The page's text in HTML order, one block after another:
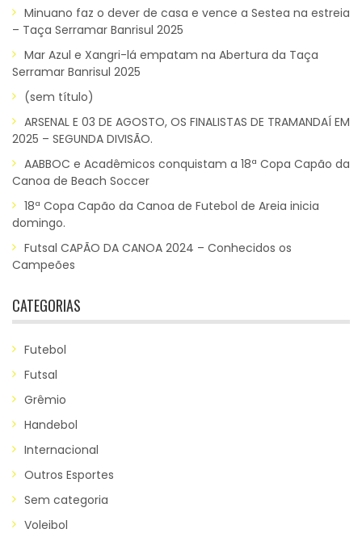
Minuano faz o dever de casa e vence a Sestea na estreia
– Taça Serramar Banrisul 2025
Mar Azul e Xangri-lá empatam na Abertura da Taça
Serramar Banrisul 2025
(sem título)
ARSENAL E 03 DE AGOSTO, OS FINALISTAS DE TRAMANDAÍ EM
2025 – SEGUNDA DIVISÃO.
AABBOC e Acadêmicos conquistam a 18ª Copa Capão da
Canoa de Beach Soccer
18ª Copa Capão da Canoa de Futebol de Areia inicia
domingo.
Futsal CAPÃO DA CANOA 2024 – Conhecidos os
Campeões
CATEGORIAS
Futebol
Futsal
Grêmio
Handebol
Internacional
Outros Esportes
Sem categoria
Voleibol